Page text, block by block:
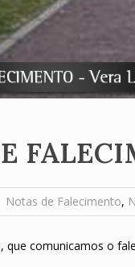
Notas de Falecimento,
que comunicamos o